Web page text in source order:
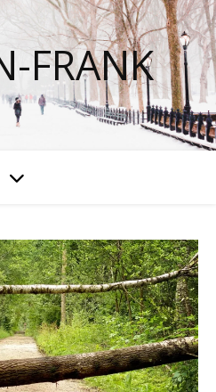
FRANK